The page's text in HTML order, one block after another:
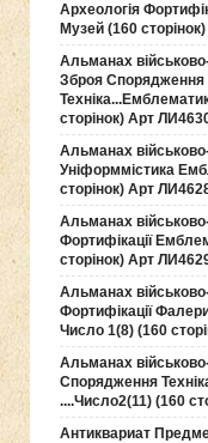
Археологія
Музей (160
Альманах військово-
Зброя Спорядження
сторінок) Арт
Альманах військово-
Уніформмістика
сторінок) Арт
Альманах військово-
Фортифікації
сторінок) Арт
Альманах військово-
Фортифікації
Число 1(8) (160
Альманах
Спорядження
....Число2(11) (160
Антиквариат